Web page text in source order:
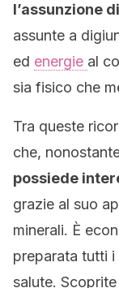
l’assunzione
assunte a
ed energie al
sia fisico che
Tra queste
che,
possiede
grazie al suo
minerali. È
preparata tutti i
salute.